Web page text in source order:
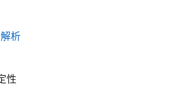
析
性